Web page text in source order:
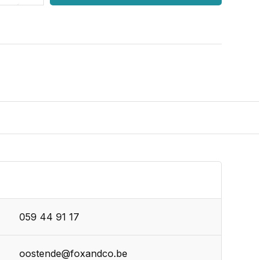
059 44 91 17
oostende@foxandco.be